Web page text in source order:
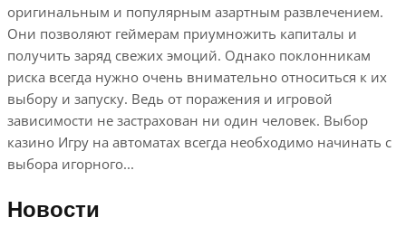
оригинальным и популярным азартным развлечением.
Они позволяют геймерам приумножить капиталы и
получить заряд свежих эмоций. Однако поклонникам
риска всегда нужно очень внимательно относиться к их
выбору и запуску. Ведь от поражения и игровой
зависимости не застрахован ни один человек. Выбор
казино Игру на автоматах всегда необходимо начинать с
выбора игорного...
Новости